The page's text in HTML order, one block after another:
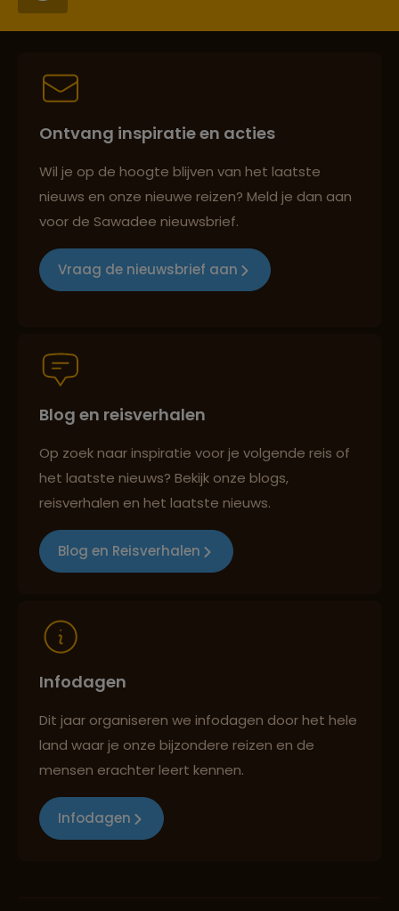
Reizen met oog voor mens, cultuur en milieu
Reiszekerheid met Sawadee
Reizen met oog voor mens, cultuur en milieu
Ontvang inspiratie en acties
Wil je op de hoogte blijven van het laatste
nieuws en onze nieuwe reizen? Meld je dan aan
voor de Sawadee nieuwsbrief.
Vraag de nieuwsbrief aan
Blog en reisverhalen
Op zoek naar inspiratie voor je volgende reis of
het laatste nieuws? Bekijk onze blogs,
reisverhalen en het laatste nieuws.
Blog en Reisverhalen
Infodagen
Dit jaar organiseren we infodagen door het hele
land waar je onze bijzondere reizen en de
mensen erachter leert kennen.
Infodagen